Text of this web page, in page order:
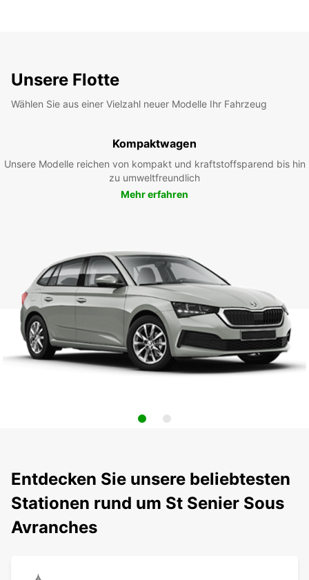
Unsere Flotte
Wählen Sie aus einer Vielzahl neuer Modelle Ihr Fahrzeug
Kompaktwagen
Unsere Modelle reichen von kompakt und kraftstoffsparend bis hin
zu umweltfreundlich
Mehr erfahren
Entdecken Sie unsere beliebtesten
Stationen rund um St Senier Sous
Avranches